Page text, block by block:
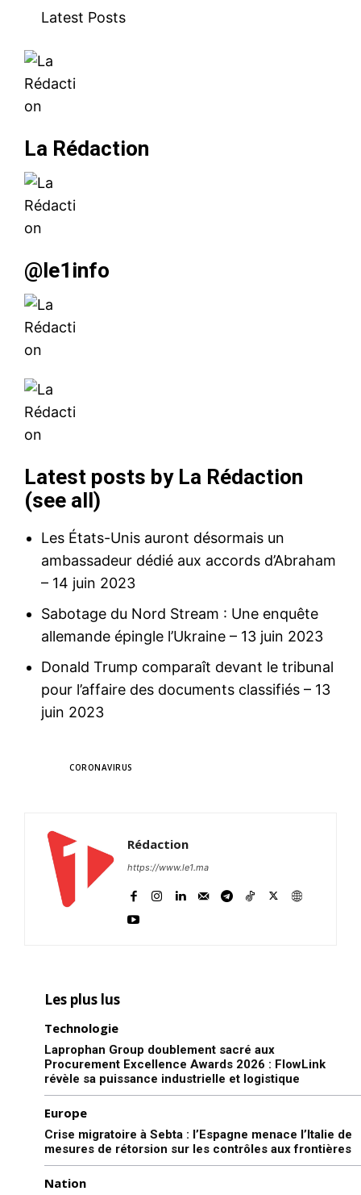
Latest Posts
La Rédaction
@le1info
Latest posts by La Rédaction
(see all)
Les États-Unis auront désormais un
ambassadeur dédié aux accords d’Abraham
– 14 juin 2023
Sabotage du Nord Stream : Une enquête
allemande épingle l’Ukraine – 13 juin 2023
Donald Trump comparaît devant le tribunal
pour l’affaire des documents classifiés – 13
juin 2023
CORONAVIRUS
Rédaction
https://www.le1.ma
Les plus lus
Technologie
Laprophan Group doublement sacré aux
Procurement Excellence Awards 2026 : FlowLink
révèle sa puissance industrielle et logistique
Europe
Crise migratoire à Sebta : l’Espagne menace l’Italie de
mesures de rétorsion sur les contrôles aux frontières
Nation